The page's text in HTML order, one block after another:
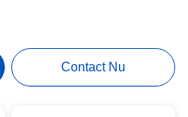
Contact Nu